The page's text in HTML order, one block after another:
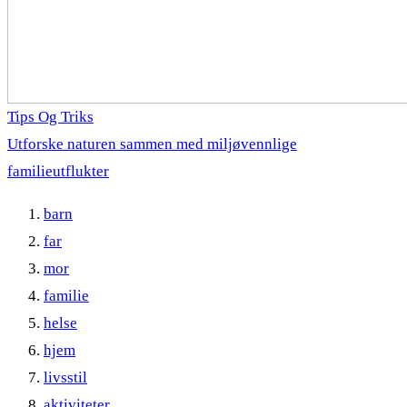
Tips Og Triks
Utforske naturen sammen med miljøvennlige
familieutflukter
barn
far
mor
familie
helse
hjem
livsstil